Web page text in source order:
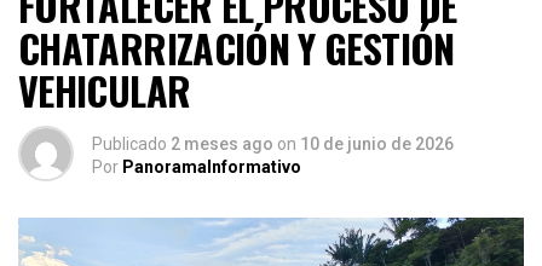
CHATARRIZACIÓN Y GESTIÓN
VEHICULAR
Publicado 2 meses ago on 10 de junio de 2026
Por PanoramaInformativo